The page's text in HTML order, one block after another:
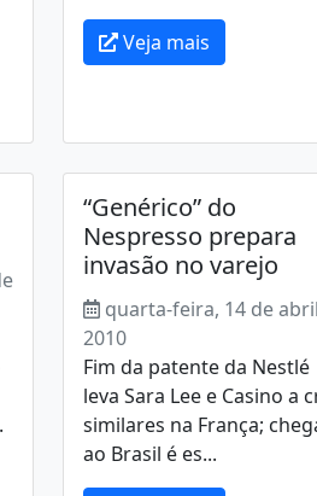
Veja mais
“Genérico” do
Nespresso prepara
invasão no varejo
quarta-feira, 14 de
2010
Fim da patente da Nestlé
leva Sara Lee e Casino a
similares na França;
ao Brasil é es...